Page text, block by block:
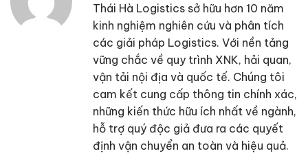
Thái Hà Logistics sở hữu hơn 10 năm
kinh nghiệm nghiên cứu và phân tích
các giải pháp Logistics. Với nền tảng
vững chắc về quy trình XNK, hải quan,
vận tải nội địa và quốc tế. Chúng tôi
cam kết cung cấp thông tin chính xác,
những kiến thức hữu ích nhất về ngành,
hỗ trợ quý độc giả đưa ra các quyết
định vận chuyển an toàn và hiệu quả.